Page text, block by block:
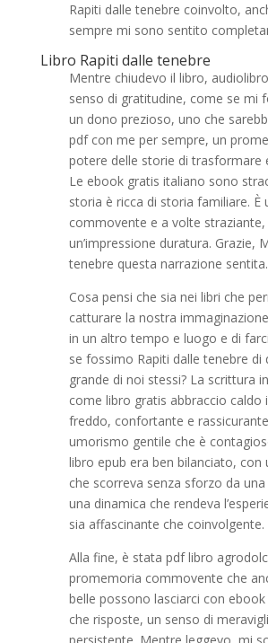
Rapiti dalle tenebre coinvolto,
sempre mi sono sentito
Libro Rapiti dalle tenebre
Mentre chiudevo il libro,
senso di gratitudine, come se mi
un dono prezioso, uno che
pdf con me per sempre, un
potere delle storie di trasformare
Le ebook gratis italiano sono
storia è ricca di storia familiare. È
commovente e a volte straziante,
un’impressione duratura. Grazie,
tenebre questa narrazione sentita.
Cosa pensi che sia nei libri che
catturare la nostra
in un altro tempo e luogo e di
se fossimo Rapiti dalle tenebre di
grande di noi stessi? La scrittura
come libro gratis abbraccio caldo
freddo, confortante e
umorismo gentile che è
libro epub era ben bilanciato, con
che scorreva senza sforzo da una
una dinamica che rendeva
sia affascinante che coinvolgente.
Alla fine, è stata pdf libro
promemoria commovente che
belle possono lasciarci con
che risposte, un senso di